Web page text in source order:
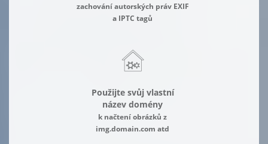
zachování autorských práv EXIF
a IPTC tagů
Použijte svůj vlastní
název domény
k načtení obrázků z
img.domain.com atd